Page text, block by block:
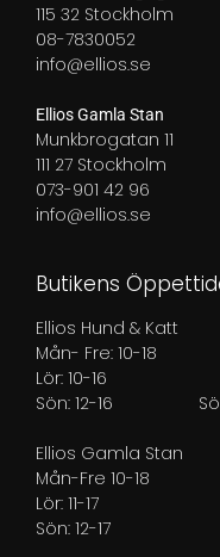
115 32 Stockholm
08-7830052
info@ellios.se
Ellios Gamla Stan
Munkbrogatan 11
111 27 Stockholm
073-901 42 96
info@ellios.se
Butikens
Ellios Hund & Katt
Mån- Fre: 10-18
Lör: 10-16
Sön: 12-16
Ellios Gamla Stan
Mån-Fre 10-18
Lör: 11-17
Sön: 12-17